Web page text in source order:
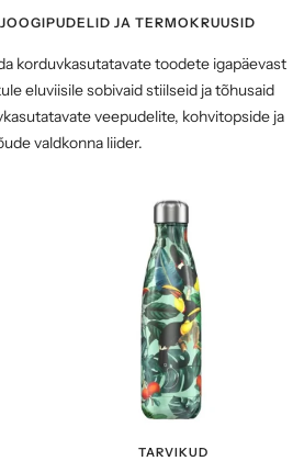
JA TERMOKRUUSID
korduvkasutatavate toodete igapäevast
eluviisile sobivaid stiilseid ja tõhusaid
veepudelite, kohvitopside ja
valdkonna liider.
TARVIKUD